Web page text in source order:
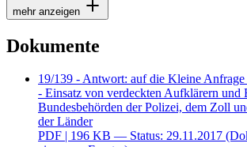
mehr anzeigen
Dokumente
19/139 - Antwort: auf die Kleine
- Einsatz von verdeckten Aufklärern und
Bundesbehörden der Polizei, dem Zoll
der Länder
PDF | 196 KB — Status: 29.11.2017